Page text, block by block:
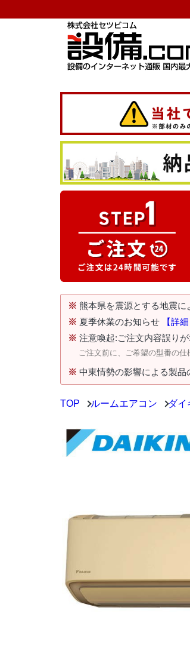
※ 熊本県を震源とする地震に
※ 夏季休業のお知らせ
【詳細
※ 注意喚起:ご注文内容誤り
ご注文前に、ご希望の型番の
※ 中東情勢の影響による製品
TOP ルームエアコン ダイ